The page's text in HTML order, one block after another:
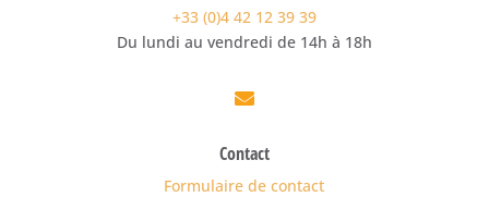
+33 (0)4 42 12 39 39
Du lundi au vendredi de 14h à 18h

Contact
Formulaire de contact